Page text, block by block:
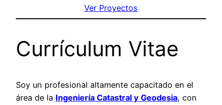
Ver Proyectos
Currículum Vitae
Soy un profesional altamente capacitado en el
área de la Ingeniería Catastral y Geodesia, con